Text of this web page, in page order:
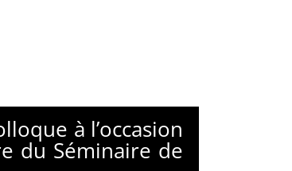
à l’occasion
du Séminaire de